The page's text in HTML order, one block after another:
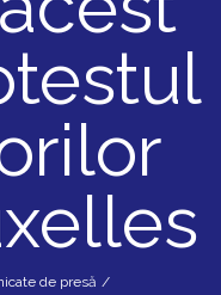
de presă /